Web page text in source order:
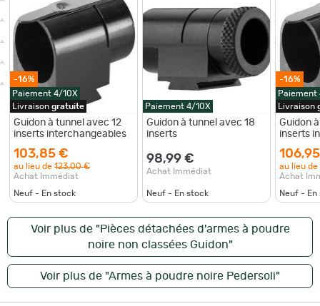
-16%
Paiement 4/10X
Livraison gratuite
Guidon à tunnel avec 12
inserts interchangeables
103,85 €
au lieu de 123,00 €
Achat Immédiat
Neuf - En stock
Paiement 4/10X
Guidon à tunnel avec 18
inserts
98,99 €
Achat Immédiat
Neuf - En stock
-16%
Paiement
Livraison
Guidon
inserts
au lieu de
Achat
Neuf - En
Voir plus de "Pièces détachées d'armes à poudre
noire non classées Guidon"
Voir plus de "Armes à poudre noire Pedersoli"